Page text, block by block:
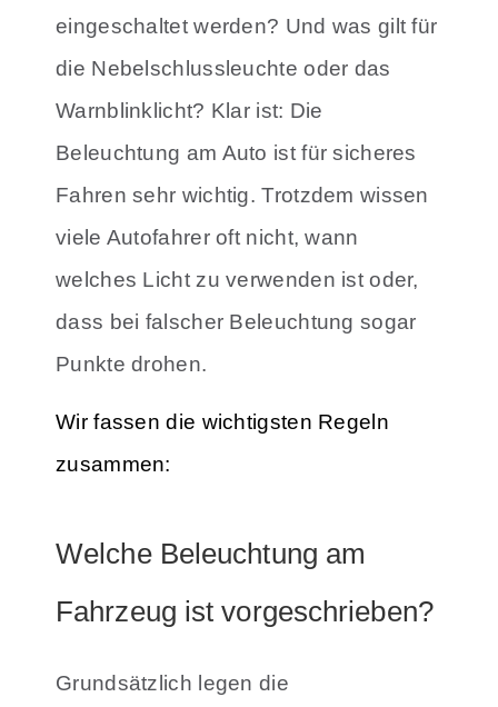
eingeschaltet werden? Und was gilt für
die Nebelschlussleuchte oder das
Warnblinklicht? Klar ist: Die
Beleuchtung am Auto ist für sicheres
Fahren sehr wichtig. Trotzdem wissen
viele Autofahrer oft nicht, wann
welches Licht zu verwenden ist oder,
dass bei falscher Beleuchtung sogar
Punkte drohen.
Wir fassen die wichtigsten Regeln
zusammen:
Welche Beleuchtung am
Fahrzeug ist vorgeschrieben?
Grundsätzlich legen die